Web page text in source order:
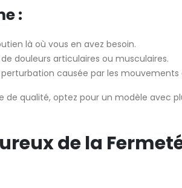
:
là où vous en avez besoin.
douleurs articulaires ou musculaires.
causée par les mouvements
qualité, optez pour un modèle avec
de la